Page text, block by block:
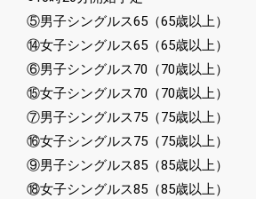
⑤男子シングルス65（65歳以上）
⑭女子シングルス65（65歳以上）
⑥男子シングルス70（70歳以上）
⑮女子シングルス70（70歳以上）
⑦男子シングルス75（75歳以上）
⑯女子シングルス75（75歳以上）
⑨男子シングルス85（85歳以上）
⑱女子シングルス85（85歳以上）